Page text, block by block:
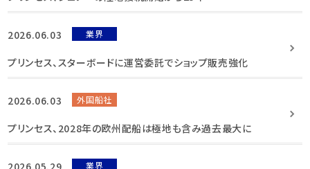
2026.06.03 業界
プリンセス、スターボードに運営委託でショップ販売強化
2026.06.03 外国船社
プリンセス、2028年の欧州配船は極地も含み過去最大に
2026.05.29 業界